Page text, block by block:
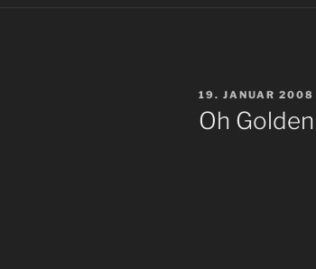
VERÖFFENTLICHT
AM
19. JANUAR 2008
Oh